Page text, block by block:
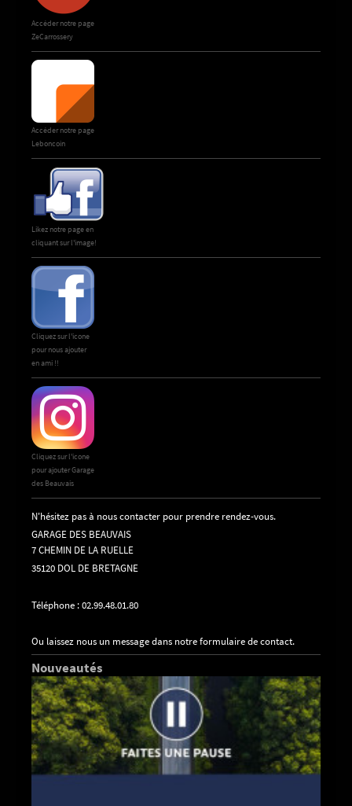
Accéder notre page
ZeCarrossery
Accéder notre page
Leboncoin
Likez notre page en
cliquant sur l'image!
Cliquez sur l'icone
pour nous ajouter
en ami !!
Cliquez sur l'icone
pour ajouter Garage
des Beauvais
N'hésitez pas à nous contacter pour prendre rendez-vous.
GARAGE DES BEAUVAIS
7 CHEMIN DE LA RUELLE
35120 DOL DE BRETAGNE
Téléphone : 02.99.48.01.80
Ou laissez nous un message dans notre formulaire de contact.
Nouveautés